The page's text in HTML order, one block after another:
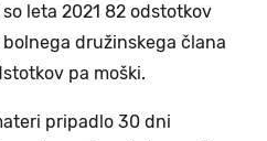
leta 2021 82 odstotkov
družinskega člana
pa moški.
pripadlo 30 dni